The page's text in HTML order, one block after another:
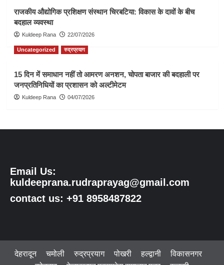
राजकीय औद्योगिक प्रशिक्षण संस्थान चिरबटिया: विकास के दावों के बीच
बदहाल व्यवस्था
Kuldeep Rana 22/07/2026
Uncategorized रुद्रप्रयाग
15 दिन में समाधान नहीं तो आमरण अनशन, चोपता बाजार की बदहाली पर
जनप्रतिनिधियों का प्रशासन को अल्टीमेटम
Kuldeep Rana 04/07/2026
Email Us:
kuldeeprana.rudraprayag@gmail.com
contact us: +91 8958487822
देहरादून चमोली रुद्रप्रयाग पोखरी हल्द्वानी
विकासनगर